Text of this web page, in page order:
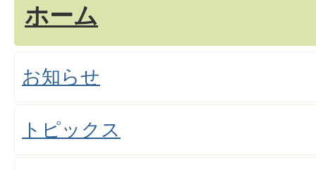
ホーム
お知らせ
トピックス